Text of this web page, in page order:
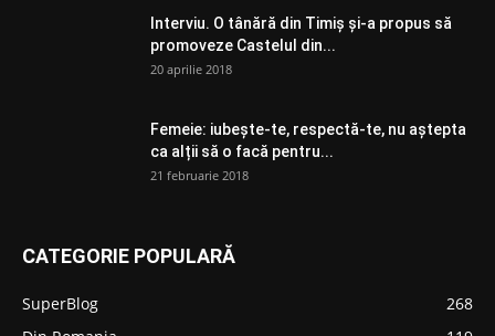
Interviu. O tânără din Timiș și-a propus să
promoveze Castelul din...
20 aprilie 2018
Femeie: iubește-te, respectă-te, nu aștepta
ca alții să o facă pentru...
21 februarie 2018
CATEGORIE POPULARĂ
SuperBlog
268